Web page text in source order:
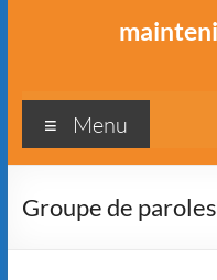
Menu
Groupe de paroles